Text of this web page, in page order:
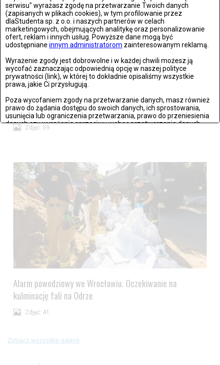
serwisu" wyrażasz zgodę na przetwarzanie Twoich danych
(zapisanych w plikach cookies), w tym profilowanie przez
dlaStudenta sp. z o.o. i naszych partnerów w celach
marketingowych, obejmujących analitykę oraz personalizowanie
ofert, reklam i innych usług. Powyższe dane mogą być
udostępniane innym administratorom zainteresowanym reklamą.
Wyrażenie zgody jest dobrowolne i w każdej chwili możesz ją
wycofać zaznaczając odpowiednią opcję w naszej polityce
prywatności (link), w której to dokładnie opisaliśmy wszystkie
prawa, jakie Ci przysługują.
Poza wycofaniem zgody na przetwarzanie danych, masz również
prawo do żądania dostępu do swoich danych, ich sprostowania,
usunięcia lub ograniczenia przetwarzania, prawo do przeniesienia
danych czy wyrażenia sprzeciwu wobec przetwarzania danych.
Wyrażam zgodę i przechodzę do serwisu
Stronie Śląskie w ruinach: skutki niszczycielskiej powodzi
Zdjęć: 25
Lądek Zdrój po powodzi
Zdjęć: 59
Alarm powodziowy we Wrocławiu. Oczekiwanie na
kulminację fali na Odrze
Zdjęć: 41
Zobacz wszystkie galerie